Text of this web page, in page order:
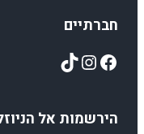
חברתיים
Facebook
Instagram
TikTok
הירשמות אל